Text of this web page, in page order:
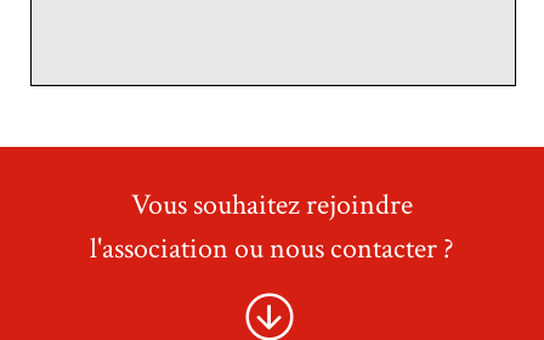
Vous souhaitez rejoindre
l'association ou nous contacter ?